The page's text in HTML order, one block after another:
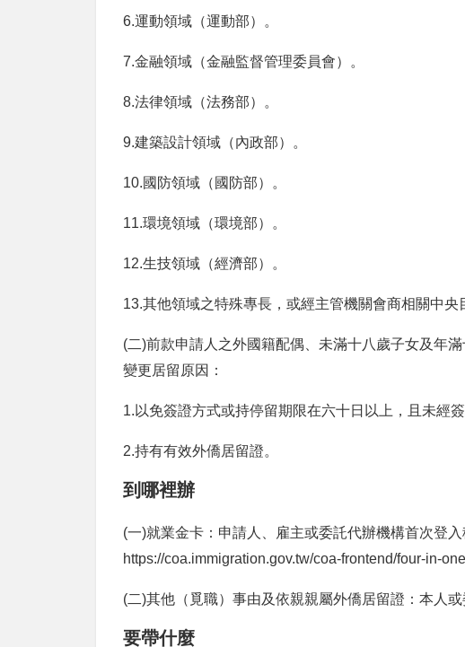
6.運動領域（運動部）。
7.金融領域（金融監督管理委員會）。
8.法律領域（法務部）。
9.建築設計領域（內政部）。
10.國防領域（國防部）。
11.環境領域（環境部）。
12.生技領域（經濟部）。
13.其他領域之特殊專長，或經主管機關會商相關中
(二)前款申請人之外國籍配偶、未滿十八歲子女及年
變更居留原因：
1.以免簽證方式或持停留期限在六十日以上，且未經
2.持有有效外僑居留證。
到哪裡辦
(一)就業金卡：申請人、雇主或委託代辦機構首次登
https://coa.immigration.gov.tw/coa-frontend/four-in-
(二)其他（覓職）事由及依親親屬外僑居留證：本人
要帶什麼